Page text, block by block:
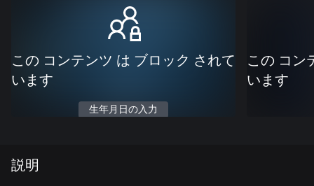
この コンテンツ は ブロック されて
います
生年月日の入力
この コン
います
説明